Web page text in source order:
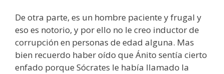
De otra parte, es un hombre paciente y frugal y
eso es notorio, y por ello no le creo inductor de
corrupción en personas de edad alguna. Mas
bien recuerdo haber oído que Ánito sentía cierto
enfado porque Sócrates le había llamado la